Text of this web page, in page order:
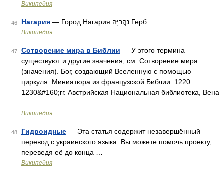
Википедия
46 Нагария — Город Нагария נַהֲרִיָּה Герб …
Википедия
47 Сотворение мира в Библии — У этого термина
существуют и другие значения, см. Сотворение мира
(значения). Бог, создающий Вселенную с помощью
циркуля. Миниатюра из французской Библии. 1220
1230&#160;гг. Австрийская Национальная библиотека, Вена
Википедия
48 Гидроидные — Эта статья содержит незавершённый
перевод с украинского языка. Вы можете помочь проекту,
переведя её до конца …
Википедия